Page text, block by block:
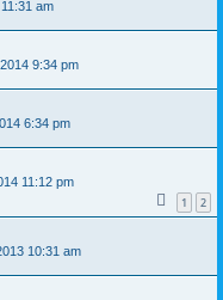
am
9:34 pm
6:34 pm
11:12 pm
1 2
10:31 am